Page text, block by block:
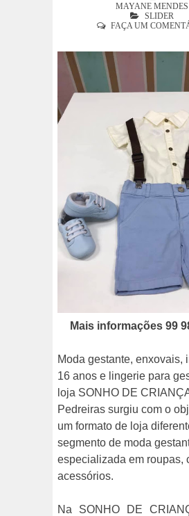
MAYANE MENDES
SLIDER
FAÇA UM
Mais informações 99
Moda gestante, enxovais,
16 anos e lingerie para
loja SONHO DE
Pedreiras surgiu com o
um formato de loja
segmento de moda
especializada em roupas,
acessórios.
Na SONHO DE